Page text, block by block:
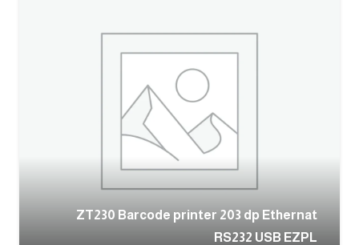
ZT230 Barcode printer 203 dp Ethernat
RS232 USB EZPL